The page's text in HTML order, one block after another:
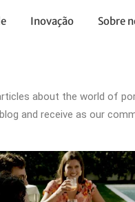
Inovação Sobre
our
about the world of
and receive as our